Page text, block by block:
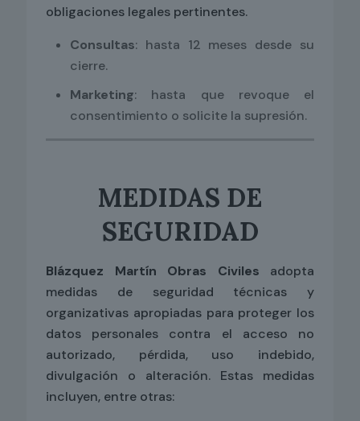
obligaciones legales pertinentes.
Consultas: hasta 12 meses desde su
cierre.
Marketing: hasta que revoque el
consentimiento o solicite la supresión.
MEDIDAS DE
SEGURIDAD
Blázquez Martín Obras Civiles adopta
medidas de seguridad técnicas y
organizativas apropiadas para proteger los
datos personales contra el acceso no
autorizado, pérdida, uso indebido,
divulgación o alteración. Estas medidas
incluyen, entre otras: